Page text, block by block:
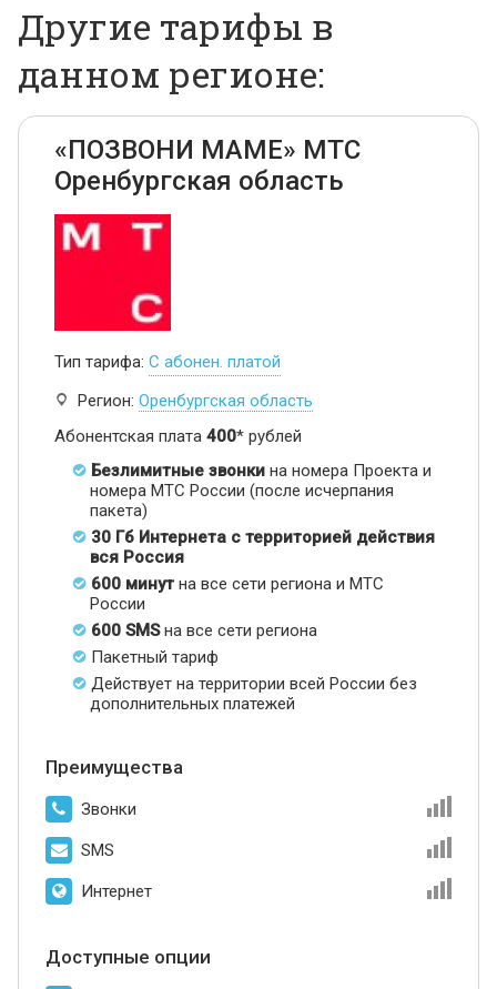
Другие тарифы в
данном регионе:
«ПОЗВОНИ МАМЕ» МТС
Оренбургская область
Тип тарифа: С абонен. платой
Регион: Оренбургская область
Абонентская плата 400* рублей
Безлимитные звонки на номера Проекта и
номера МТС России (после исчерпания
пакета)
30 Гб Интернета с территорией действия
вся Россия
600 минут на все сети региона и МТС
России
600 SMSна все сети региона
Пакетный тариф
Действует на территории всей России без
дополнительных платежей
Преимущества
Звонки
SMS
Интернет
Доступные опции